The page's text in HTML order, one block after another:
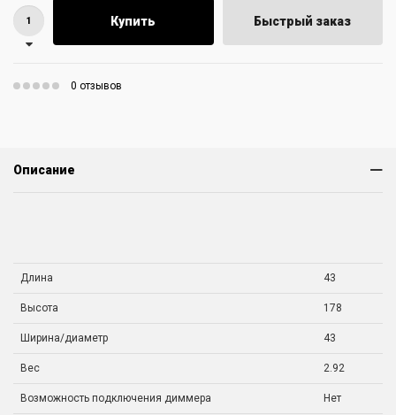
Купить Быстрый заказ
0 отзывов
Описание
Длина 43
Высота 178
Ширина/диаметр 43
Вес 2.92
Возможность подключения диммера Нет